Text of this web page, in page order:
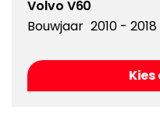
Volvo V60
Bouwjaar 2010 - 2018